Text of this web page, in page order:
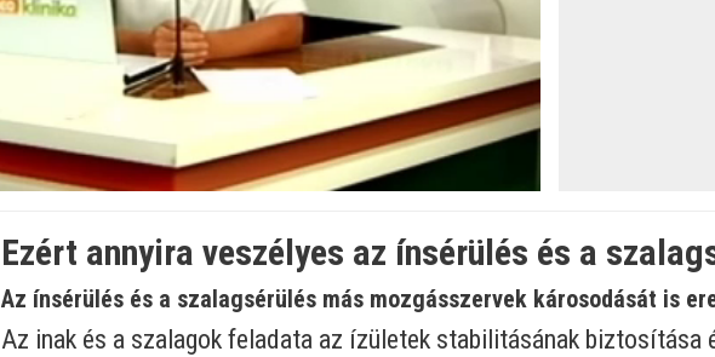
Betöltve
:
0%
Ezért annyira veszélyes az ínsérülés és a
Az ínsérülés és a szalagsérülés más mozgásszervek károsodását is
Az inak és a szalagok feladata az ízületek stabilitásának biztosítása